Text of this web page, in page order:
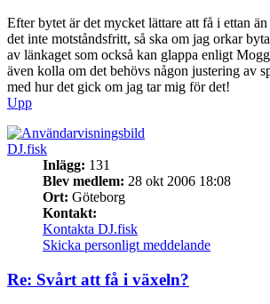
Efter bytet är det mycket lättare att få i ettan
det inte motståndsfritt, så ska om jag orkar
av länkaget som också kan glappa enligt
även kolla om det behövs någon justering av
med hur det gick om jag tar mig för det!
Upp
DJ.fisk
Inlägg: 131
Blev medlem: 28 okt 2006 18:08
Ort: Göteborg
Kontakt:
Kontakta DJ.fisk
Skicka personligt meddelande
Re: Svårt att få i växeln?